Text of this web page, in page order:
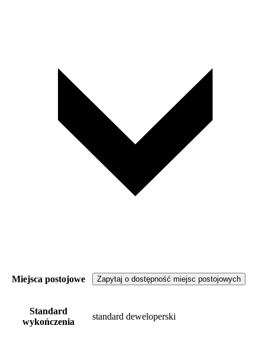
Miejsca postojowe Zapytaj o dostępność miejsc postojowych
Standard
wykończenia
standard deweloperski